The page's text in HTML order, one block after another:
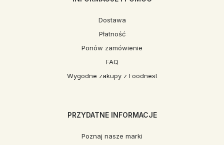
Dostawa
Płatność
Ponów zamówienie
FAQ
Wygodne zakupy z Foodnest
PRZYDATNE INFORMACJE
Poznaj nasze marki